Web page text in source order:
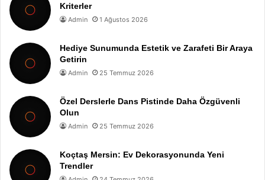
Kriterler
Admin 1 Ağustos 2026
Hediye Sunumunda Estetik ve Zarafeti Bir Araya
Getirin
Admin 25 Temmuz 2026
Özel Derslerle Dans Pistinde Daha Özgüvenli
Olun
Admin 25 Temmuz 2026
Koçtaş Mersin: Ev Dekorasyonunda Yeni
Trendler